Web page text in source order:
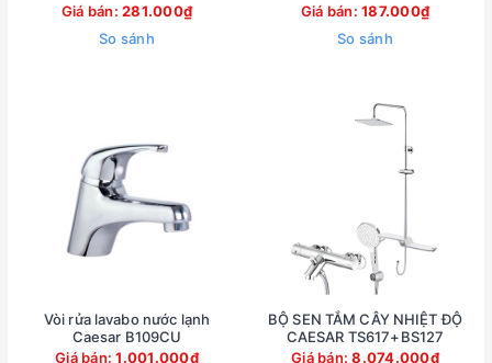
Giá bán:281.000₫
So sánh
Giá bán:187.000₫
So sánh
Vòi rửa lavabo nước lạnh
Caesar B109CU
Giá bán:1.001.000₫
BỘ SEN TẮM CÂY NHIỆT ĐỘ
CAESAR TS617+BS127
Giá bán:8.074.000₫